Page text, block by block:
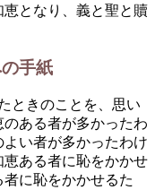
となり、義と聖と贖
手紙
ときのことを、思い
ある者が多かったわ
い者が多かったわけ
ある者に恥をかかせ
に恥をかかせるた